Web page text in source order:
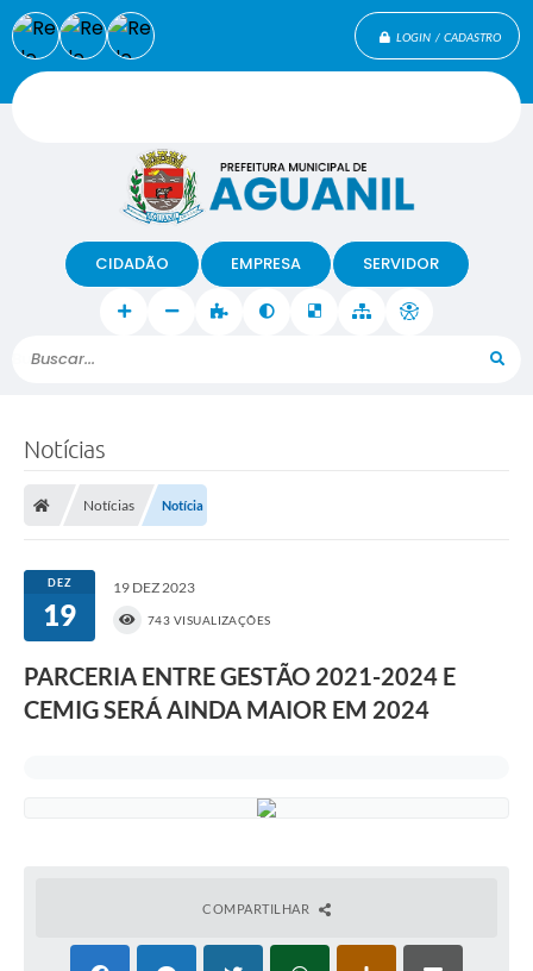
LOGIN / CADASTRO
Buscar...
CIDADÃO EMPRESA SERVIDOR
Notícias
Notícias Notícia
DEZ
19
19 DEZ 2023
743 VISUALIZAÇÕES
PARCERIA ENTRE GESTÃO 2021-2024 E
CEMIG SERÁ AINDA MAIOR EM 2024
COMPARTILHAR